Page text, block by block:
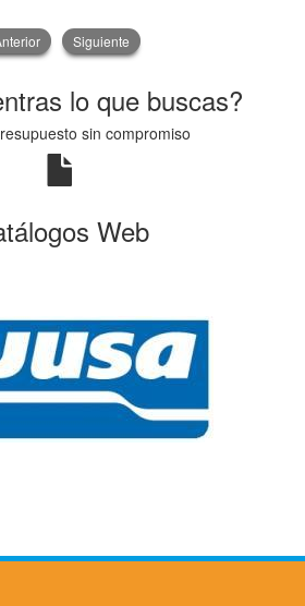
Siguiente
lo que buscas?
sin compromiso
Web